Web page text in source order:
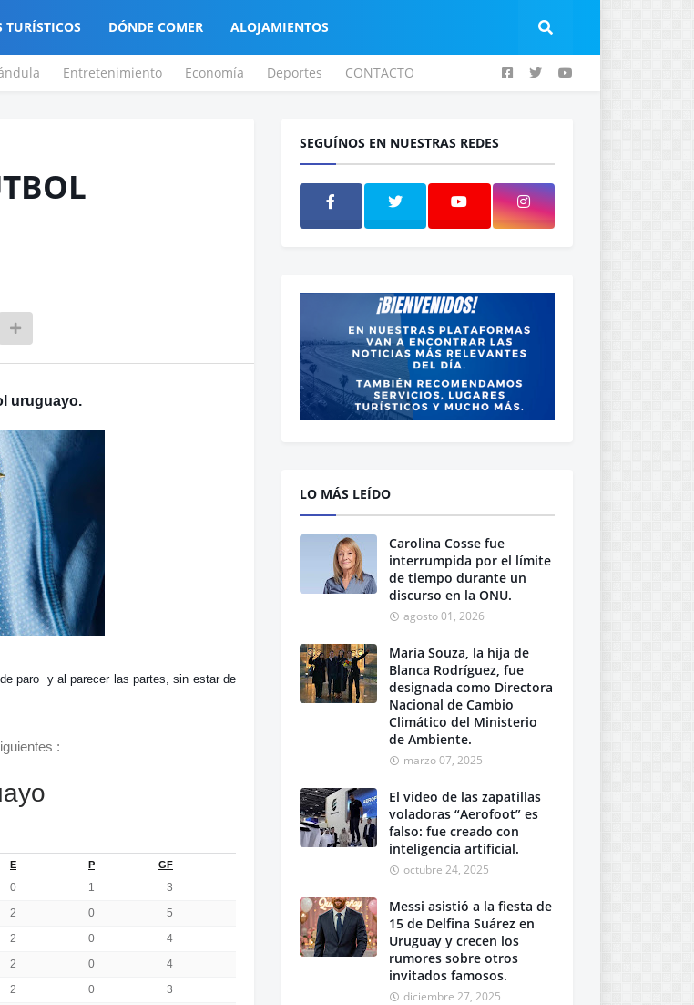
TURÍSTICOS DÓNDE COMER ALOJAMIENTOS
Entretenimiento Economía Deportes CONTACTO
uruguayo.
paro y al parecer las partes, sin estar de
:
E P GF PTS
0 1 3
2 0 5 +3
5
2 0 4 +1
5
2 0 4
5
2 0 3
SEGUÍNOS EN NUESTRAS REDES
LO MÁS LEÍDO
Carolina Cosse fue
interrumpida por el límite
de tiempo durante un
discurso en la ONU.
agosto 01, 2026
María Souza, la hija de
Blanca Rodríguez, fue
designada como Directora
Nacional de Cambio
Climático del Ministerio
de Ambiente.
marzo 07, 2025
El video de las zapatillas
voladoras “Aerofoot” es
falso: fue creado con
inteligencia artificial.
octubre 24, 2025
Messi asistió a la fiesta de
15 de Delfina Suárez en
Uruguay y crecen los
rumores sobre otros
invitados famosos.
diciembre 27, 2025